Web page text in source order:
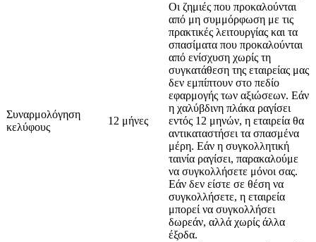
Συναρμολόγηση
κελύφους
12 μήνες
Οι ζημιές που προκαλούνται
από μη συμμόρφωση με τις
πρακτικές λειτουργίας και τα
σπασίματα που προκαλούνται
από ενίσχυση χωρίς τη
συγκατάθεση της εταιρείας μας
δεν εμπίπτουν στο πεδίο
εφαρμογής των αξιώσεων. Εάν
η χαλύβδινη πλάκα ραγίσει
εντός 12 μηνών, η εταιρεία θα
αντικαταστήσει τα σπασμένα
μέρη. Εάν η συγκολλητική
ταινία ραγίσει, παρακαλούμε
να συγκολλήσετε μόνοι σας.
Εάν δεν είστε σε θέση να
συγκολλήσετε, η εταιρεία
μπορεί να συγκολλήσει
δωρεάν, αλλά χωρίς άλλα
έξοδα.